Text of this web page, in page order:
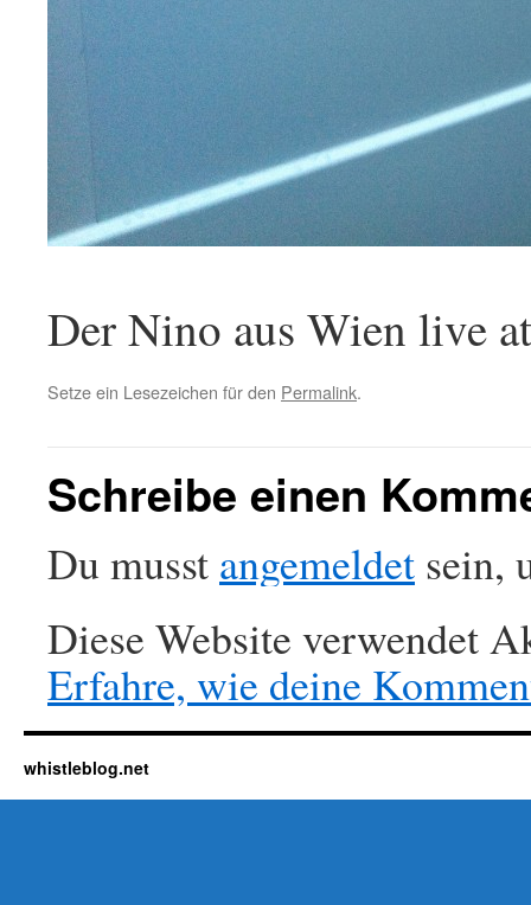
Der Nino aus Wien live
Setze ein Lesezeichen für den Permalink.
Schreibe einen
Du musst angemeldet sein,
Diese Website verwendet
Erfahre, wie deine
whistleblog.net